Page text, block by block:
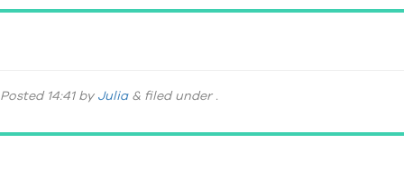
Posted 14:41by Julia & filed under .